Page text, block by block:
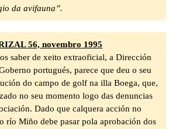
da avifauna”.
56, novembro 1995
saber de xeito extraoficial, a Dirección
portugués, parece que deu o seu
do campo de golf na illa Boega, que,
no seu momento logo das denuncias
Dado que calquera acción no
río Miño debe pasar pola aprobación dos